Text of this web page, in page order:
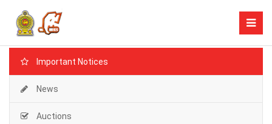
Important Notices
News
Auctions